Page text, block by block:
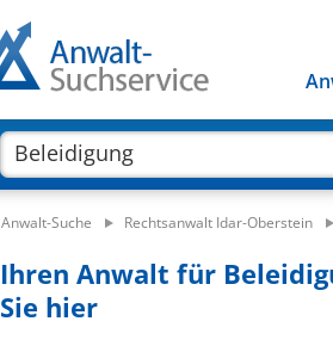
Anwalt-Suche Rechtsanwalt Idar-Oberstein
Ihren Anwalt für
Sie hier